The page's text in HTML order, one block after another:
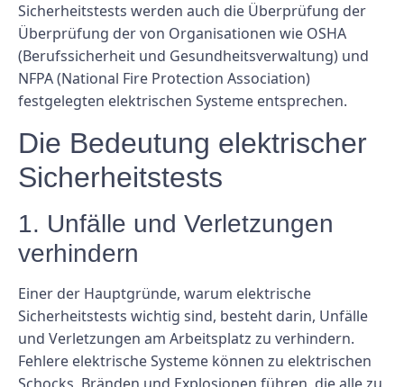
Sicherheitstests werden auch die Überprüfung der
Überprüfung der von Organisationen wie OSHA
(Berufssicherheit und Gesundheitsverwaltung) und
NFPA (National Fire Protection Association)
festgelegten elektrischen Systeme entsprechen.
Die Bedeutung elektrischer
Sicherheitstests
1. Unfälle und Verletzungen
verhindern
Einer der Hauptgründe, warum elektrische
Sicherheitstests wichtig sind, besteht darin, Unfälle
und Verletzungen am Arbeitsplatz zu verhindern.
Fehlere elektrische Systeme können zu elektrischen
Schocks, Bränden und Explosionen führen, die alle zu